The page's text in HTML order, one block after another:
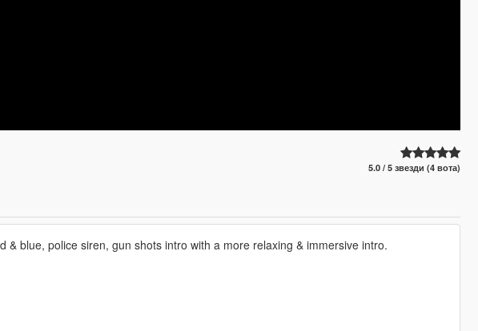
5.0 / 5 звезди (4 вота)
& blue, police siren, gun shots intro with a more relaxing & immersive intro.